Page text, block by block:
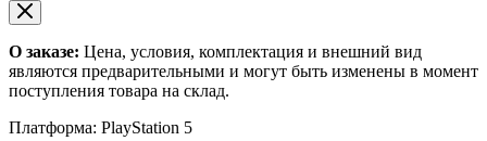
О заказе: Цена, условия, комплектация и внешний вид
являются предварительными и могут быть изменены в момент
поступления товара на склад.
Платформа: PlayStation 5